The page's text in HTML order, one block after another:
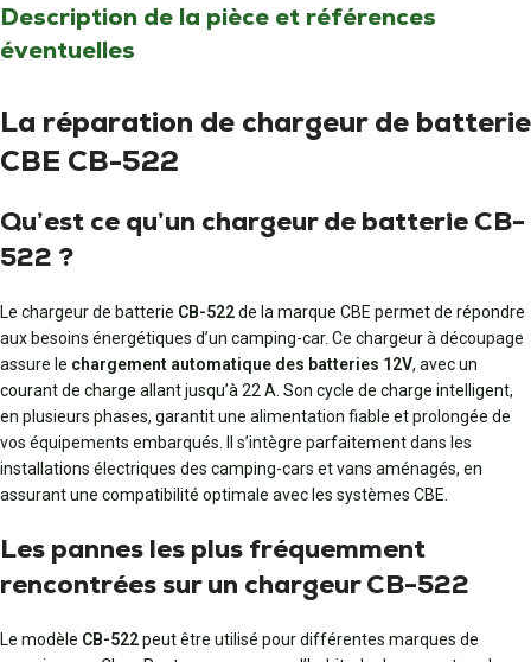
Description de la pièce et références
éventuelles
La réparation de chargeur de batterie
CBE CB-522
Qu’est ce qu’un chargeur de batterie CB-
522 ?
Le chargeur de batterie CB-522de la marque CBE permet de répondre
aux besoins énergétiques d’un camping-car. Ce chargeur à découpage
assure le chargement automatique des batteries 12V, avec un
courant de charge allant jusqu’à 22 A. Son cycle de charge intelligent,
en plusieurs phases, garantit une alimentation fiable et prolongée de
vos équipements embarqués. Il s’intègre parfaitement dans les
installations électriques des camping-cars et vans aménagés, en
assurant une compatibilité optimale avec les systèmes CBE.
Les pannes les plus fréquemment
rencontrées sur un chargeur CB-522
Le modèle CB-522peut être utilisé pour différentes marques de